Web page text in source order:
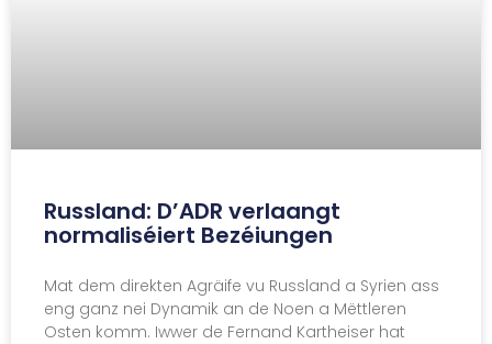
Russland: D’ADR verlaangt
normaliséiert Bezéiungen
Mat dem direkten Agräife vu Russland a Syrien ass
eng ganz nei Dynamik an de Noen a Mëttleren
Osten komm. Iwwer de Fernand Kartheiser hat